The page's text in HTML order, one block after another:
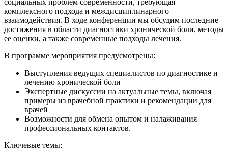
комплексного подхода и междисциплинарного
взаимодействия. В ходе конференции мы обсудим последние
достижения в области диагностики хронической боли, методы
ее оценки, а также современные подходы лечения.
В программе мероприятия предусмотрены:
Выступления ведущих специалистов по диагностике и
лечению хронической боли
Экспертные дискуссии на актуальные темы, включая
примеры из врачебной практики и рекомендации для
врачей
Возможности для обмена опытом и налаживания
профессиональных контактов.
Ключевые темы: